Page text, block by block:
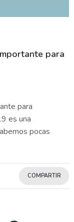
para
para
es una
pocas
COMPARTIR